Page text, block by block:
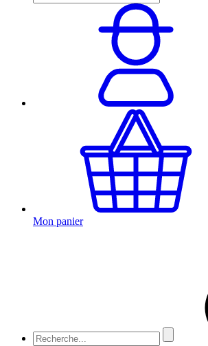
Mon panier